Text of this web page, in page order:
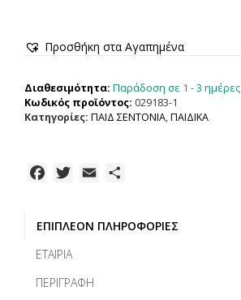
Προσθήκη στα Αγαπημένα
Διαθεσιμότητα: Παράδοση σε 1 - 3 ημέρες
Κωδικός προϊόντος: 029183-1
Κατηγορίες: ΠΑΙΔ ΣΕΝΤΟΝΙΑ,ΠΑΙΔΙΚΑ
e
b
o
t
r
i
ρ
ΕΠΙΠΛΈΟΝ ΠΛΗΡΟΦΟΡΊΕΣ
ΕΤΑΙΡΊΑ
ΠΕΡΙΓΡΑΦΉ